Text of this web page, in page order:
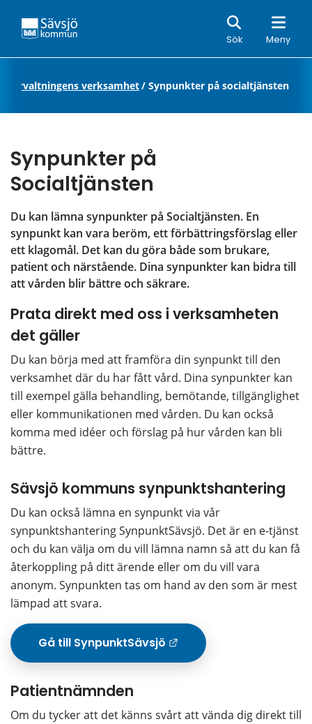
Sök Meny
Sök
verksamhet/ Synpunkter på socialtjänsten
Synpunkter på
Socialtjänsten
Du kan lämna synpunkter på Socialtjänsten. En
synpunkt kan vara beröm, ett förbättringsförslag eller
ett klagomål. Det kan du göra både som brukare,
patient och närstående. Dina synpunkter kan bidra till
att vården blir bättre och säkrare.
Prata direkt med oss i verksamheten
det gäller
Du kan börja med att framföra din synpunkt till den
verksamhet där du har fått vård. Dina synpunkter kan
till exempel gälla behandling, bemötande, tillgänglighet
eller kommunikationen med vården. Du kan också
komma med idéer och förslag på hur vården kan bli
bättre.
Sävsjö kommuns synpunktshantering
Du kan också lämna en synpunkt via vår
synpunktshantering SynpunktSävsjö. Det är en e-tjänst
och du kan välja om du vill lämna namn så att du kan få
återkoppling på ditt ärende eller om du vill vara
anonym. Synpunkten tas om hand av den som är mest
lämpad att svara.
Gå till SynpunktSävsjö
Patientnämnden
Om du tycker att det känns svårt att vända dig direkt till